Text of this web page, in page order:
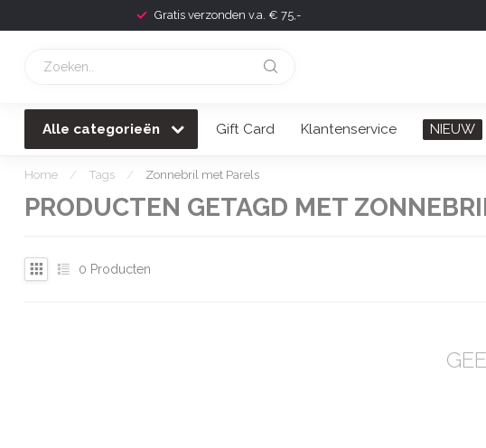
Gratis verzonden v.a. € 75,-
Alle categorieën Gift Card Klantenservice NIEUW
Home / Tags / Zonnebril met Parels
PRODUCTEN GETAGD MET
0 Producten